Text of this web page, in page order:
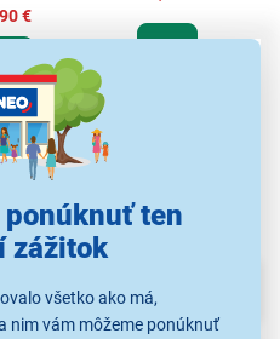
ponúknuť ten
zážitok
všetko ako má,
nim vám môžeme ponúknuť
€
pre
bielizne